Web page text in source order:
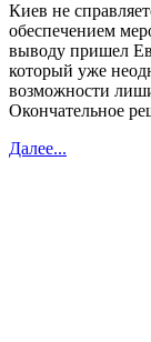
Киев не
обеспечением
выводу пришел
который уже
возможности
Окончательное
Далее...